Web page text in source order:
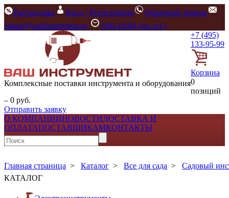
Распродажа Вход / Регистрация
Обратный звонок
zakaz@vashinstrument.ru
9:00-18:00 (пн.-пт.)
Комплексные поставки инструмента и оборудования
+7 (495)
133-95-99
Корзина
0
позиций
– 0 руб.
Отправить заявку
О КОМПАНИИНОВОСТИДОСТАВКА И
ОПЛАТАПОСТАВЩИКАМКОНТАКТЫ
Главная страница > Каталог > Все для сада > Садовый
КАТАЛОГ